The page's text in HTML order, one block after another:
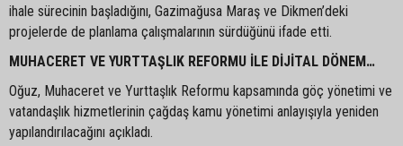
ihale sürecinin başladığını, Gazimağusa Maraş ve Dikmen’deki
projelerde de planlama çalışmalarının sürdüğünü ifade etti.
MUHACERET VE YURTTAŞLIK REFORMU İLE DİJİTAL DÖNEM…
Oğuz, Muhaceret ve Yurttaşlık Reformu kapsamında göç yönetimi ve
vatandaşlık hizmetlerinin çağdaş kamu yönetimi anlayışıyla yeniden
yapılandırılacağını açıkladı.